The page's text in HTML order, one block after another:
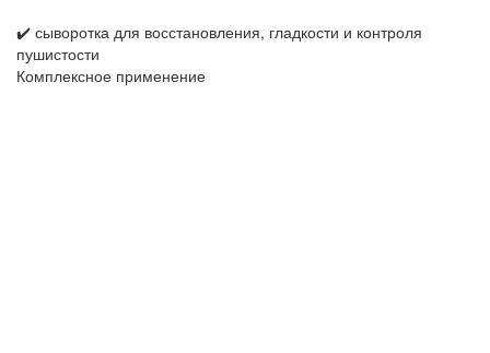
✔️ сыворотка для восстановления, гладкости и контроля
пушистости
Комплексное применение